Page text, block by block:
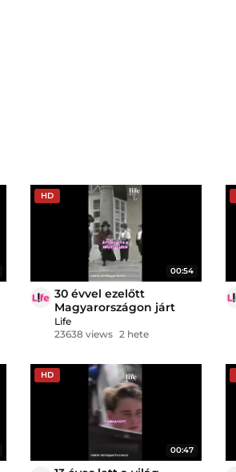
HD
00:54
30 évvel ezelőtt
Magyarországon járt
Michael Jackson
Life
23638 views 2 hete
HD
00:47